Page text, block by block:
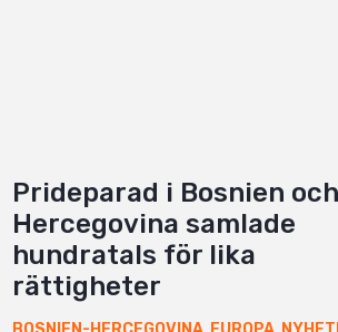
Prideparad i Bosnien och
Hercegovina samlade
hundratals för lika
rättigheter